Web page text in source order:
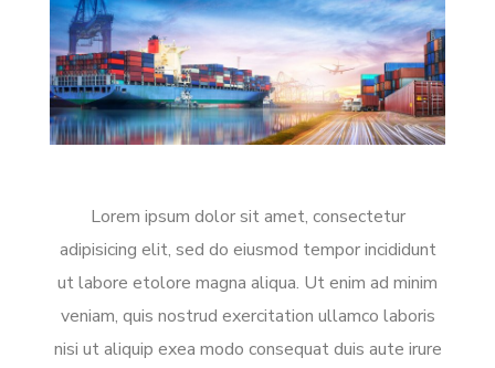
Lorem ipsum dolor sit amet, consectetur
adipisicing elit, sed do eiusmod tempor incididunt
ut labore etolore magna aliqua. Ut enim ad minim
veniam, quis nostrud exercitation ullamco laboris
nisi ut aliquip exea modo consequat duis aute irure